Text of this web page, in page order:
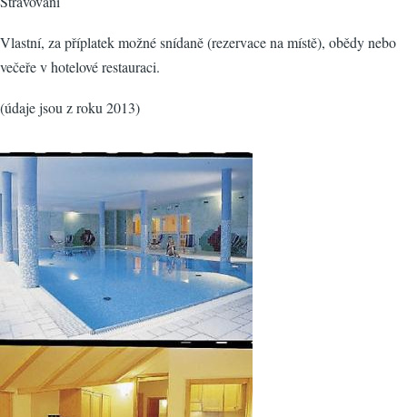
Vlastní, za příplatek možné snídaně (rezervace na místě), obědy nebo
večeře v hotelové restauraci.
(údaje jsou z roku 2013)